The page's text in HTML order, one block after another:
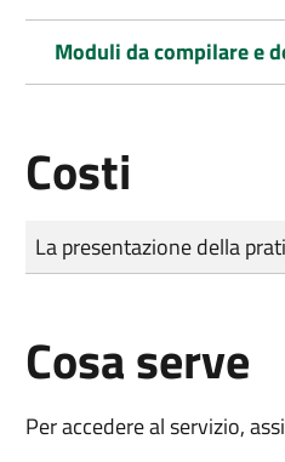
Moduli da compilare e
Costi
Tipo di pagamento
Importo
La presentazione della
Cosa serve
Per accedere al servizio,